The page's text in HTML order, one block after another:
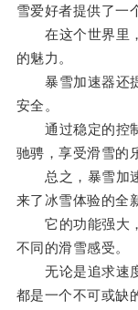
雪爱好者提供了一
在这个世界里，
的魅力。
暴雪加速器还提
安全。
通过稳定的控制
驰骋，享受滑雪的
总之，暴雪加速
来了冰雪体验的全
它的功能强大，
不同的滑雪感受。
无论是追求速度
都是一个不可或缺